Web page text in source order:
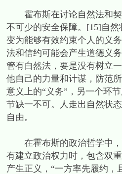
霍布斯在讨论自然法和契
不可少的安全保障。[15]自
变为能够有效约束个人的义
法和信约可能会产生道德义
管有自然法，要是没有树立
他自己的力量和计谋，防范
意义上的“义务”，另一个环
节缺一不可。人走出自然状
自由。
在霍布斯的政治哲学中，
有建立政治权力时，包含双
产生正义，“一方率先履约，